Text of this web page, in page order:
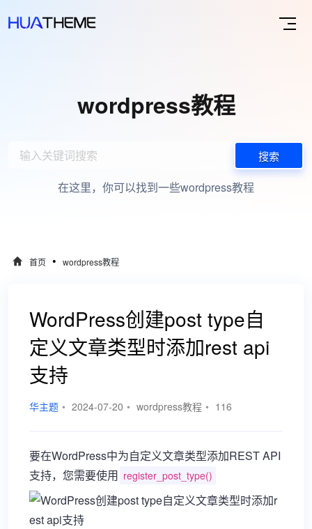
wordpress教程
搜索
在这里，你可以找到一些wordpress教程
首页 • wordpress教程
WordPress创建post type自
定义文章类型时添加rest api
支持
华主题 • 2024-07-20 • wordpress教程 • 116
要在WordPress中为自定义文章类型添加REST API
支持，您需要使用 register_post_type()